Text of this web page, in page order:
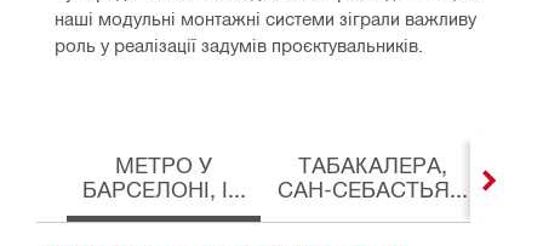
наші модульні монтажні системи зіграли важливу
роль у реалізації задумів проєктувальників.
МЕТРО У
БАРСЕЛОНІ, І...
ТАБАКАЛЕРА,
САН-СЕБАСТЬЯ...